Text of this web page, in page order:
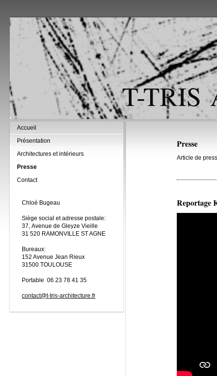
T-TRIS
Accueil
Présentation
Architectures et intérieurs
Presse
Contact
Chloé Bugeau
Siège social et adresse postale:
37, Avenue de Gleyze Vieille
31 520 RAMONVILLE ST AGNE
Bureaux:
152 Avenue Jean Rieux
31500 TOULOUSE
Portable 06 23 78 41 35
contact@t-tris-architecture.fr
Presse
Article de
Reportage